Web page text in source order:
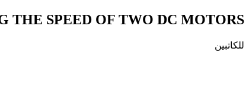
THE SPEED OF TWO DC MOTORS
للكاتبين